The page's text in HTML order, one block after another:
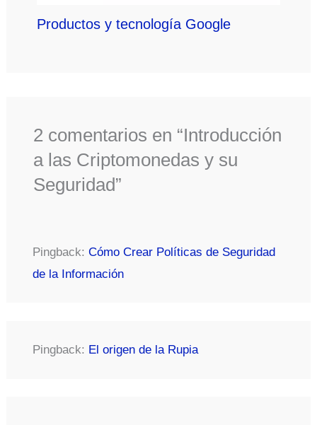
Productos y tecnología Google
2 comentarios en “Introducción
a las Criptomonedas y su
Seguridad”
Pingback: Cómo Crear Políticas de Seguridad
de la Información
Pingback: El origen de la Rupia